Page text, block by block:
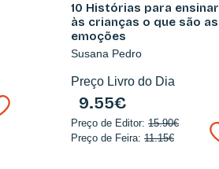
10 Histórias para ensinar
às crianças o que são as
emoções
Susana Pedro
Preço Livro do Dia
9.55€
Preço de Editor: 15.90€
Preço de Feira: 11.15€